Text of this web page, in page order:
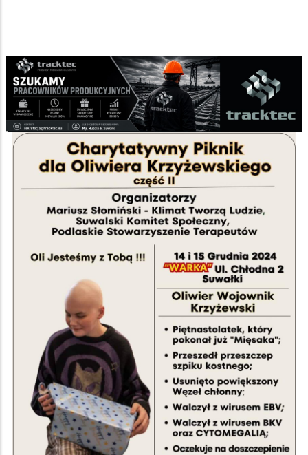
Ścieżka
nawigacyjna
Strona główna Imprezy/
Piknik charytatywny dla Oliwiera Krzyżewskiego
FacebookPinterest Tumblr
0 Reddit Share